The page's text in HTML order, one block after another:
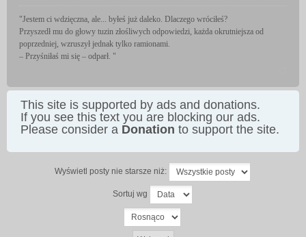
"Jestem ci wdzięczna, ale... byłeś już daleko. Dlaczego wróciłeś?
Przyszedł mu do głowy tuzin złośliwych odpowiedzi, każda okrutniejsza od
poprzedniej, wzruszył jednak tylko ramionami.
– Przyśniłaś mi się – odparł. "
This site is supported by ads and donations.
If you see this text you are blocking our ads.
Please consider a Donation to support the site.
Wyświetl posty nie starsze niż:
Sortuj wg